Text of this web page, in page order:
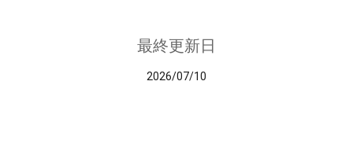
最終更新日
2026/07/10